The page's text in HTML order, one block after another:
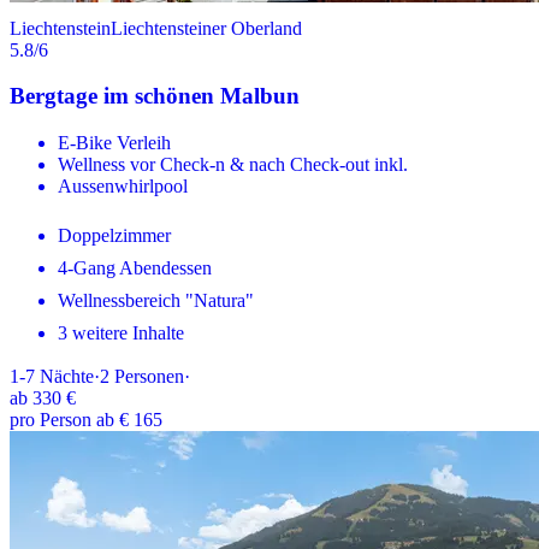
LiechtensteinLiechtensteiner Oberland
5.8/6
Bergtage im schönen Malbun
E-Bike Verleih
Wellness vor Check-n & nach Check-out inkl.
Aussenwhirlpool
Doppelzimmer
4-Gang Abendessen
Wellnessbereich "Natura"
3 weitere Inhalte
1-7 Nächte·2 Personen·
ab 330 €
pro Person ab € 165